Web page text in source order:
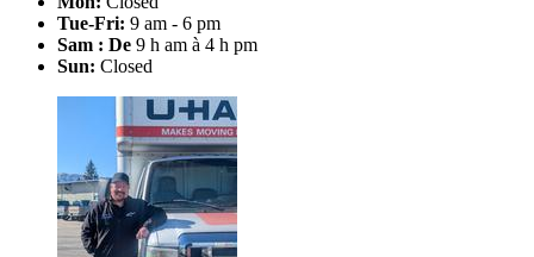
Tue-Fri: 9 am - 6 pm
Sam : De 9 h am à 4 h pm
Sun: Closed